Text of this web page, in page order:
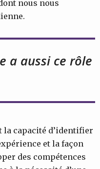
nous nous
a aussi ce rôle
la capacité d’identifier
et la façon
des compétences